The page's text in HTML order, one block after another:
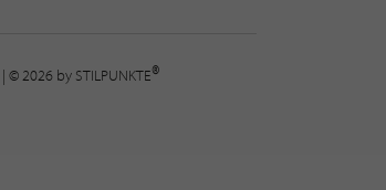
| © 2026 by STILPUNKTE®